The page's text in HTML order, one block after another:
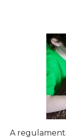
A